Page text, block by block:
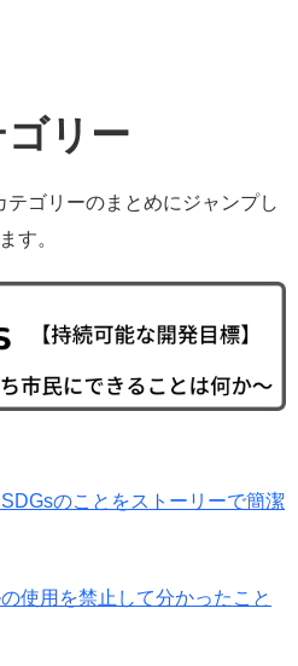
ゴリー
ゴリーのまとめにジャンプし
ます。
のことをストーリーで簡潔
使用を禁止して分かったこと